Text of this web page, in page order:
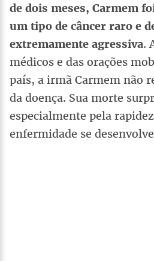
de dois meses, Carmem
um tipo de câncer raro e
extremamente agressiva.
médicos e das orações
país, a irmã Carmem não
da doença. Sua morte
especialmente pela
enfermidade se